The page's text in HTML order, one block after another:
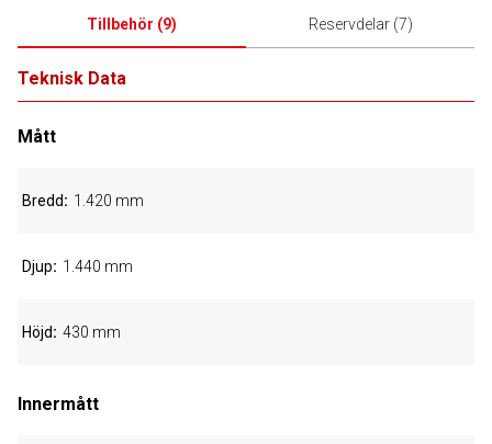
Tillbehör (9) Reservdelar(7)
Teknisk Data
Mått
Bredd 1.420 mm
Djup 1.440 mm
Höjd 430 mm
Innermått